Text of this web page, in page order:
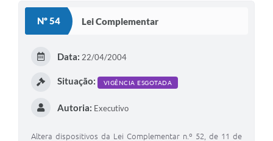
Nº 54 Lei Complementar
Data: 22/04/2004
Situação: VIGÊNCIA ESGOTADA
Autoria: Executivo
Altera dispositivos da Lei Complementar n.º 52, de 11 de